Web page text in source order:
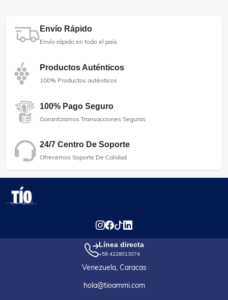
Envío Rápido
Envío rápido en todo el país
Productos Auténticos
100% Productos auténticos
100% Pago Seguro
Garantizamos Transacciones Seguras
24/7 Centro De Soporte
Ofrecemos Soporte De Calidad
Línea directa
+58 4228013074
Venezuela, Caracas
hola@tioammi.com